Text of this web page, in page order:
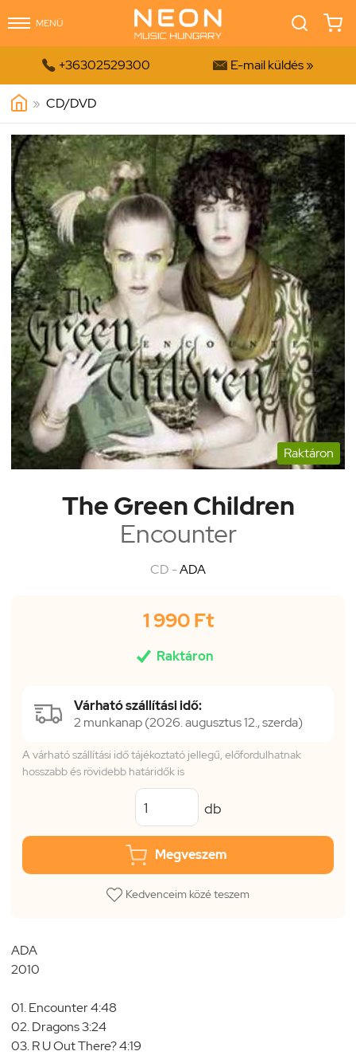
MENÜ
 +36302529300  E-mail küldés »
» CD/DVD
Raktáron
The Green Children
Encounter
CD -ADA
1 990 Ft
 Raktáron
Várható szállítási idő:
2 munkanap (2026. augusztus 12., szerda)
A várható szállítási idő tájékoztató jellegű, előfordulhatnak
hosszabb és rövidebb határidők is
db
Megveszem
Kedvenceim közé teszem
ADA
2010
01. Encounter 4:48
02. Dragons 3:24
03. R U Out There? 4:19